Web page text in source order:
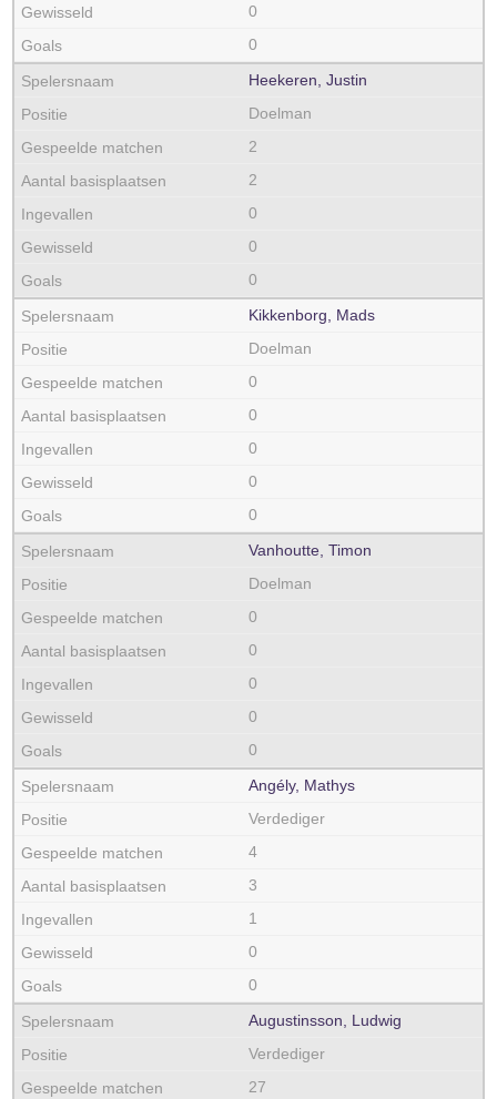
0
0
Heekeren, Justin
Doelman
2
2
0
0
0
Kikkenborg, Mads
Doelman
0
0
0
0
0
Vanhoutte, Timon
Doelman
0
0
0
0
0
Angély, Mathys
Verdediger
4
3
1
0
0
Augustinsson, Ludwig
Verdediger
27